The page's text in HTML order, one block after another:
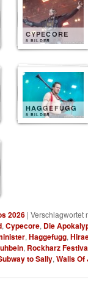
CYPECORE
8 BILDER
HAGGEFUGG
8 BILDER
2026 |Verschlagwortet
,Cypecore, Die
,Haggefugg,
, Rockharz
to Sally,Walls